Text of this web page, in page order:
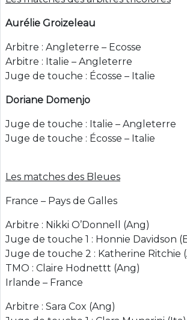
Aurélie Groizeleau
Arbitre : Angleterre – Ecosse
Arbitre : Italie – Angleterre
Juge de touche : Écosse – Italie
Doriane Domenjo
Juge de touche : Italie – Angleterre
Juge de touche : Écosse – Italie
Les matches des Bleues
France – Pays de Galles
Arbitre : Nikki O’Donnell (Ang)
Juge de touche 1 : Honnie Davidson
Juge de touche 2 : Katherine Ritchie
TMO : Claire Hodnettt (Ang)
Irlande – France
Arbitre : Sara Cox (Ang)